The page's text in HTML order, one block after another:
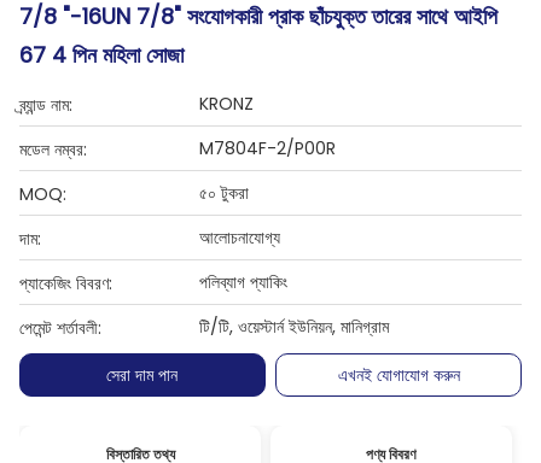
7/8 "-16UN 7/8" সংযোগকারী প্রাক ছাঁচযুক্ত তারের সাথে আইপি
67 4 পিন মহিলা সোজা
ব্র্যান্ড নাম:
KRONZ
মডেল নম্বর:
M7804F-2/P00R
MOQ:
৫০ টুকরা
দাম:
আলোচনাযোগ্য
প্যাকেজিং বিবরণ:
পলিব্যাগ প্যাকিং
পেমেন্ট শর্তাবলী:
টি/টি, ওয়েস্টার্ন ইউনিয়ন, মানিগ্রাম
সেরা দাম পান
এখনই যোগাযোগ করুন
বিস্তারিত তথ্য পণ্য বিবরণ